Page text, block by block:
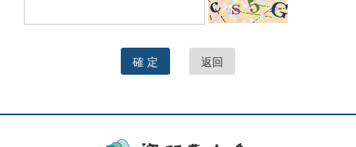
確 定 返回